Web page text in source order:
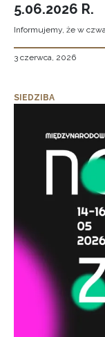
5.06.2026 R.
Informujemy, że w
3 czerwca, 2026
SIEDZIBA